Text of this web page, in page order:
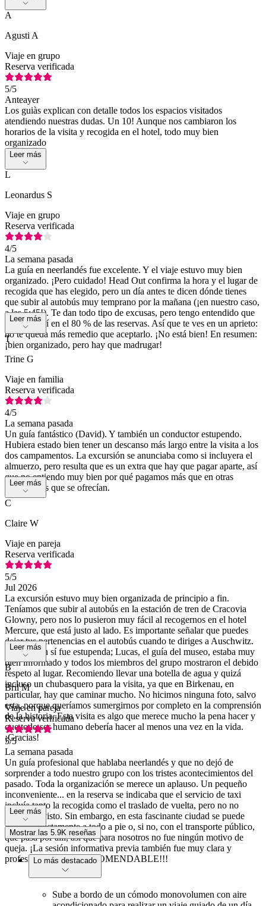
A
Agusti A
Viaje en grupo
Reserva verificada
5/5
Anteayer
Los guiàs explican con detalle todos los espacios visitados
atendiendo nuestras dudas. Un 10! Aunque nos cambiaron los
horarios de la visita y recogida en el hotel, todo muy bien
organizado
Leer más
L
Leonardus S
Viaje en grupo
Reserva verificada
4/5
La semana pasada
La guía en neerlandés fue excelente. Y el viaje estuvo muy bien
organizado. ¡Pero cuidado! Head Out confirma la hora y el lugar de
recogida que has elegido, pero un día antes te dicen dónde tienes
que subir al autobús muy temprano por la mañana (¡en nuestro caso,
a las 5:45!). Te dan todo tipo de excusas, pero tengo entendido que
lo hacen así en el 80 % de las reservas. Así que te ves en un aprieto:
no te queda más remedio que aceptarlo. ¡No está bien! En resumen:
¡bien organizado, pero hay que madrugar!
Leer más
T
Trine G
Viaje en familia
Reserva verificada
4/5
La semana pasada
Un guía fantástico (David). Y también un conductor estupendo.
Hubiera estado bien tener un descanso más largo entre la visita a los
dos campamentos. La excursión se anunciaba como si incluyera el
almuerzo, pero resulta que es un extra que hay que pagar aparte, así
que no entiendo muy bien por qué pagamos más que en otras
excursiones que se ofrecían.
Leer más
C
Claire W
Viaje en pareja
Reserva verificada
5/5
Jul 2026
La excursión estuvo muy bien organizada de principio a fin.
Teníamos que subir al autobús en la estación de tren de Cracovia
Glowny, pero nos lo pusieron muy fácil al recogernos en el hotel
Mercure, que está justo al lado. Es importante señalar que puedes
dejar tus pertenencias en el autobús cuando te diriges a Auschwitz.
La visita en sí fue estupenda; Lucas, el guía del museo, estaba muy
bien informado y todos los miembros del grupo mostraron el debido
respeto al lugar. Recomiendo llevar una botella de agua y quizá
incluso un chubasquero para la visita, ya que en Birkenau, en
particular, hay que caminar mucho. No hicimos ninguna foto, salvo
esta, porque queríamos sumergirnos por completo en la comprensión
de la historia. Esta visita es algo que merece mucho la pena hacer y
que todo ser humano debería hacer al menos una vez en la vida.
¡Gracias!
Leer más
B
Bril M
Viaje en pareja
Reserva verificada
5/5
La semana pasada
Un guía profesional que hablaba neerlandés y que no dejó de
sorprender a todo nuestro grupo con los tristes acontecimientos del
pasado. Toda la organización se merece un aplauso. Un pequeño
inconveniente... en la reserva se indicaba que el servicio de taxi
incluía tanto la recogida como el traslado de vuelta, pero no no
estaba previsto. Sin embargo, en esta fascinante ciudad se puede
llegar perfectamente a todo a pie o, si no, con el transporte público,
que pasa por allí, así que para nosotros no fue ningún motivo de
queja. ¡La sesión informativa previa también fue muy clara y
profesional! ¡MUY RECOMENDABLE!!!
Leer más
Mostrar las 5.9K reseñas
Lo más destacado
Sube a bordo de un cómodo monovolumen con aire